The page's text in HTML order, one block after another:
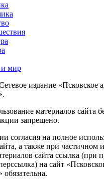
и мир
издание «Псковское
материалов сайта
запрещено.
согласия на полное
а также при частичном
сайта ссылка (при
на сайт